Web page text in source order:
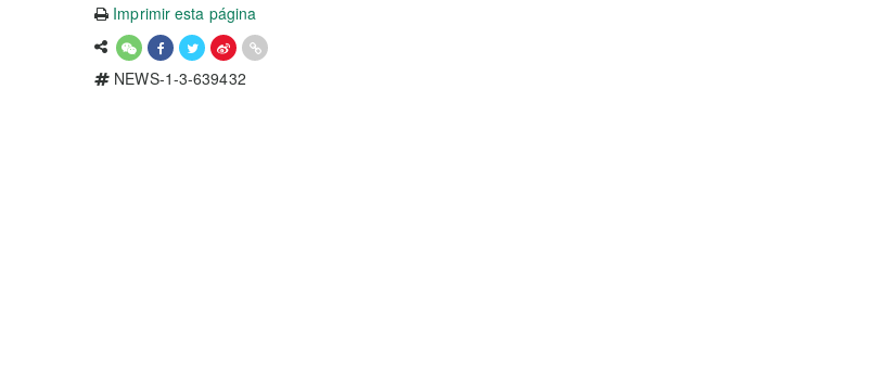
Imprimir esta página
NEWS-1-3-639432